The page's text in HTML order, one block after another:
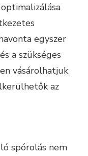
egyszer
a szükséges
vásárolhatjuk
az
spórolás nem